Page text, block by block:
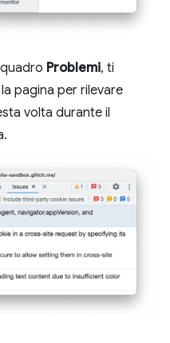
Problemi, ti
pagina per rilevare
volta durante il